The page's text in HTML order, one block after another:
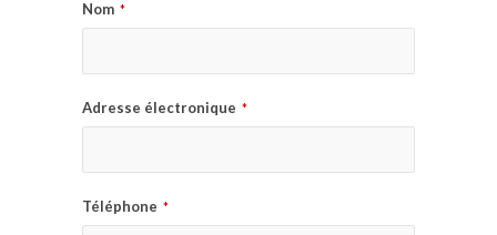
Nom *
Adresse électronique *
Téléphone *